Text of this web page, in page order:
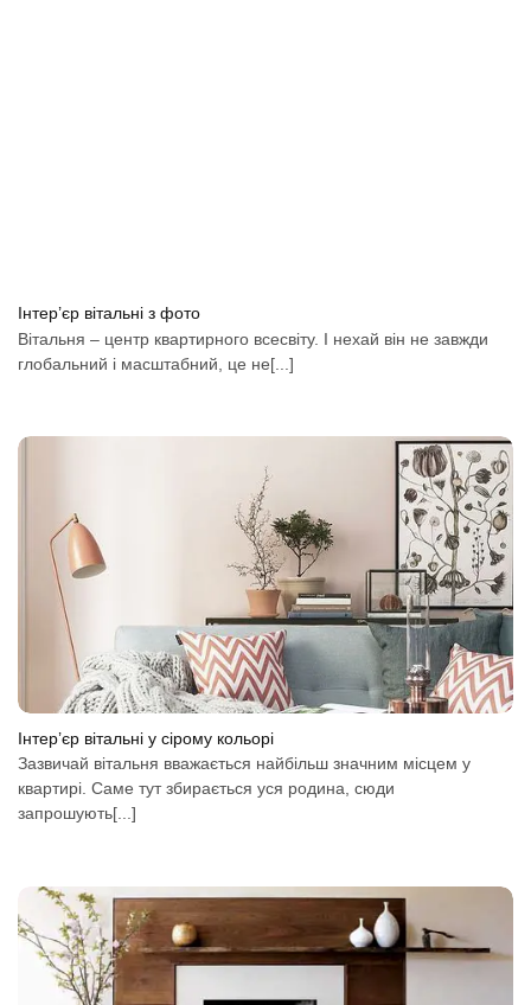
Інтер’єр вітальні з фото
Вітальня – центр квартирного всесвіту. І нехай він не завжди
глобальний і масштабний, це не[...]
Інтер’єр вітальні у сірому кольорі
Зазвичай вітальня вважається найбільш значним місцем у
квартирі. Саме тут збирається уся родина, сюди
запрошують[...]